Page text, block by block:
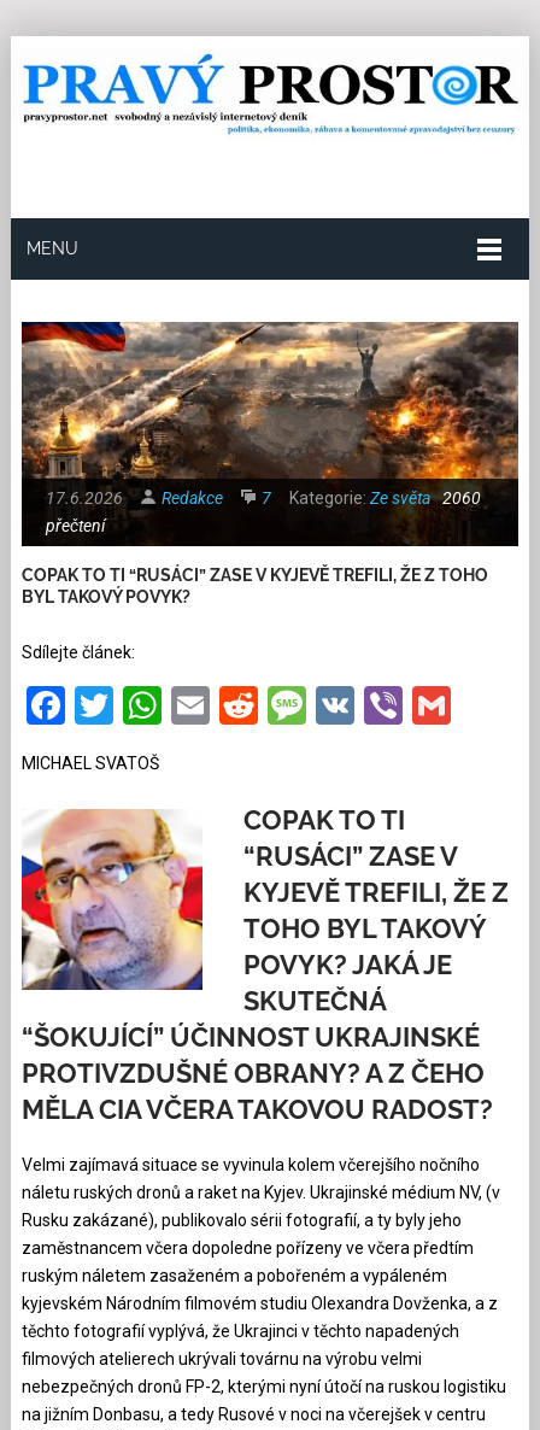
MENU
17.6.2026 Redakce 7 Kategorie: Ze světa
2060
přečtení
COPAK TO TI “RUSÁCI” ZASE V KYJEVĚ TREFILI, ŽE Z TOHO
BYL TAKOVÝ POVYK?
Sdílejte článek:
Facebook
Twitter
WhatsApp
EmailRedditMessage
VKViber
MICHAEL SVATOŠ
COPAK TO TI
“RUSÁCI” ZASE V
KYJEVĚ TREFILI, ŽE Z
TOHO BYL TAKOVÝ
POVYK? JAKÁ JE
SKUTEČNÁ
“ŠOKUJÍCÍ” ÚČINNOST UKRAJINSKÉ
PROTIVZDUŠNÉ OBRANY? A Z ČEHO
MĚLA CIA VČERA TAKOVOU RADOST?
Velmi zajímavá situace se vyvinula kolem včerejšího nočního
náletu ruských dronů a raket na Kyjev. Ukrajinské médium NV, (v
Rusku zakázané), publikovalo sérii fotografií, a ty byly jeho
zaměstnancem včera dopoledne pořízeny ve včera předtím
ruským náletem zasaženém a pobořeném a vypáleném
kyjevském Národním filmovém studiu Olexandra Dovženka, a z
těchto fotografií vyplývá, že Ukrajinci v těchto napadených
filmových atelierech ukrývali továrnu na výrobu velmi
nebezpečných dronů FP-2, kterými nyní útočí na ruskou logistiku
na jižním Donbasu, a tedy Rusové v noci na včerejšek v centru